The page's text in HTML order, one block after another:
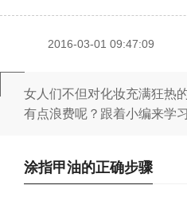
2016-03-01 09:47:09
女人们不但对化妆充满狂热
有点浪费呢？跟着小编来学
涂指甲油的正确步骤